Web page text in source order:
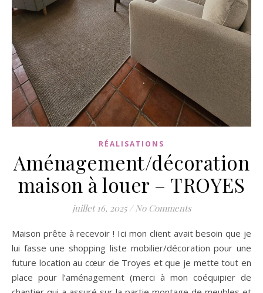
RÉALISATIONS
Aménagement/décoration
maison à louer – TROYES
juillet 16, 2025 / No Comments
Maison prête à recevoir ! Ici mon client avait besoin que je
lui fasse une shopping liste mobilier/décoration pour une
future location au cœur de Troyes et que je mette tout en
place pour l’aménagement (merci à mon coéquipier de